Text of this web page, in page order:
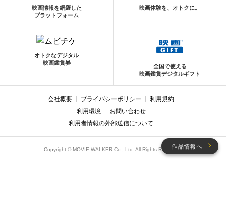
作品情報へ
映画情報を網羅した
プラットフォーム
映画体験を、オトクに。
オトクなデジタル
映画鑑賞券
全国で使える
映画鑑賞デジタルギフト
会社概要 プライバシーポリシー
利用規約
利用環境
お問い合わせ
利用者情報の外部送信について
Copyright © MOVIE WALKER Co., Ltd. All Rights Reserved.